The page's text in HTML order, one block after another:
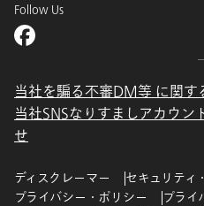
Follow Us
当社を騙る不審DM等 に関す
当社SNSなりすましアカウ
せ
ディスクレーマー
セキュリティ
プライバシー・ポリシー
プライ